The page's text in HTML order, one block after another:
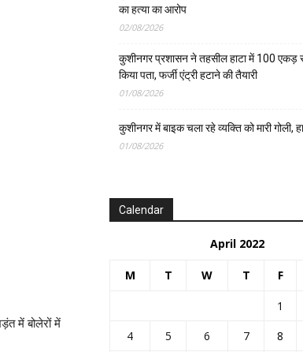
में बोलेरों में
का हत्या का आरोप
02/08/2026
कुशीनगर प्रशासन ने तहसील हाटा में 100 एकड़
किया पता, फर्जी एंट्री हटाने की तैयारी
01/08/2026
कुशीनगर में बाइक चला रहे व्यक्ति को मारी गोली,
01/08/2026
Calendar
April 2022
M T W T F
1
4
5 6 7 8